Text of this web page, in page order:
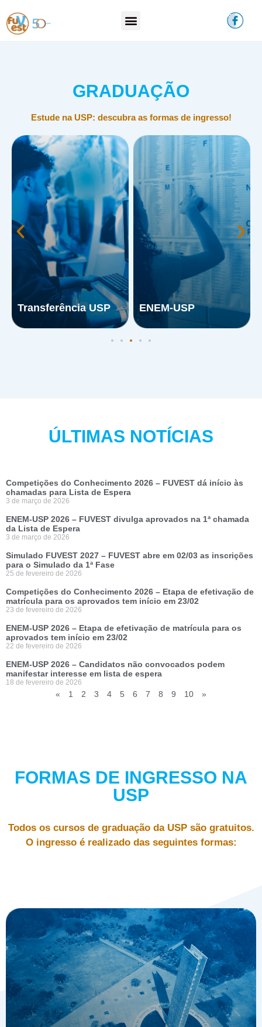
GRADUAÇÃO
Estude na USP: descubra as formas de ingresso!
Transferência USP ENEM-USP
ÚLTIMAS NOTÍCIAS
Competições do Conhecimento 2026 – FUVEST dá início às
chamadas para Lista de Espera
3 de março de 2026
ENEM-USP 2026 – FUVEST divulga aprovados na 1ª chamada
da Lista de Espera
3 de março de 2026
Simulado FUVEST 2027 – FUVEST abre em 02/03 as inscrições
para o Simulado da 1ª Fase
25 de fevereiro de 2026
Competições do Conhecimento 2026 – Etapa de efetivação de
matrícula para os aprovados tem início em 23/02
23 de fevereiro de 2026
ENEM-USP 2026 – Etapa de efetivação de matrícula para os
aprovados tem início em 23/02
22 de fevereiro de 2026
ENEM-USP 2026 – Candidatos não convocados podem
manifestar interesse em lista de espera
18 de fevereiro de 2026
« 1 2 3 4 5 6 7 8 9 10 »
FORMAS DE INGRESSO NA
USP
Todos os cursos de graduação da USP são gratuitos.
O ingresso é realizado das seguintes formas: